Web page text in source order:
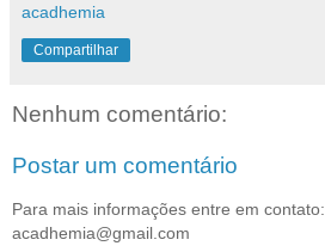
acadhemia
Compartilhar
Nenhum comentário:
Postar um comentário
Para mais informações entre em contato:
acadhemia@gmail.com